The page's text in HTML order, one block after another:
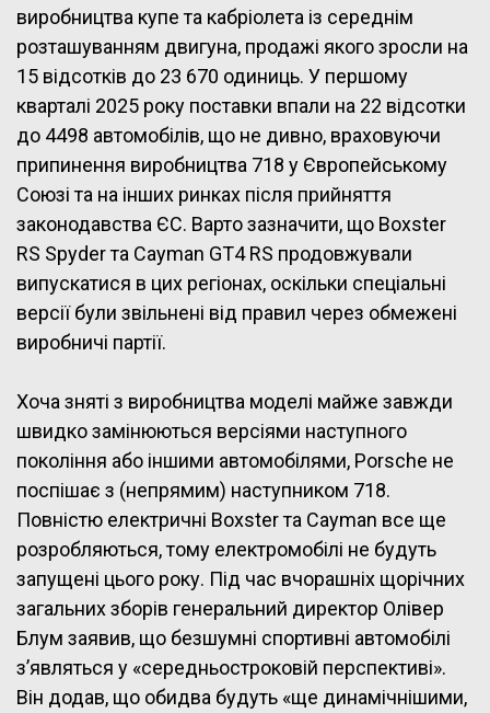
виробництва купе та кабріолета із середнім
розташуванням двигуна, продажі якого зросли на
15 відсотків до 23 670 одиниць. У першому
кварталі 2025 року поставки впали на 22 відсотки
до 4498 автомобілів, що не дивно, враховуючи
припинення виробництва 718 у Європейському
Союзі та на інших ринках після прийняття
законодавства ЄС. Варто зазначити, що Boxster
RS Spyder та Cayman GT4 RS продовжували
випускатися в цих регіонах, оскільки спеціальні
версії були звільнені від правил через обмежені
виробничі партії.
Хоча зняті з виробництва моделі майже завжди
швидко замінюються версіями наступного
покоління або іншими автомобілями, Porsche не
поспішає з (непрямим) наступником 718.
Повністю електричні Boxster та Cayman все ще
розробляються, тому електромобілі не будуть
запущені цього року. Під час вчорашніх щорічних
загальних зборів генеральний директор Олівер
Блум заявив, що безшумні спортивні автомобілі
з’являться у «середньостроковій перспективі».
Він додав, що обидва будуть «ще динамічнішими,